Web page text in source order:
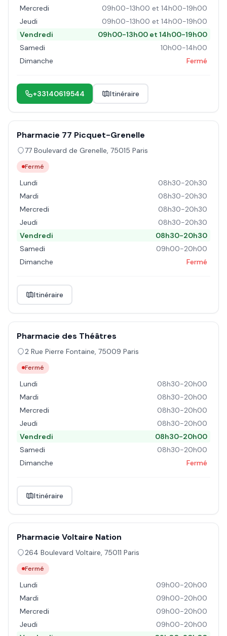
Mercredi
09h00-13h00 et 14h00-19h00
Jeudi
09h00-13h00 et 14h00-19h00
Vendredi
09h00-13h00 et 14h00-19h00
Samedi
10h00-14h00
Dimanche
Fermé
+33140619544 Itinéraire
Pharmacie 77 Picquet-Grenelle
77 Boulevard de Grenelle, 75015 Paris
Fermé
Lundi
08h30-20h30
Mardi
08h30-20h30
Mercredi
08h30-20h30
Jeudi
08h30-20h30
Vendredi
08h30-20h30
Samedi
09h00-20h00
Dimanche
Fermé
Itinéraire
Pharmacie des Théâtres
2 Rue Pierre Fontaine, 75009 Paris
Fermé
Lundi
08h30-20h00
Mardi
08h30-20h00
Mercredi
08h30-20h00
Jeudi
08h30-20h00
Vendredi
08h30-20h00
Samedi
08h30-20h00
Dimanche
Fermé
Itinéraire
Pharmacie Voltaire Nation
264 Boulevard Voltaire, 75011 Paris
Fermé
Lundi
09h00-20h00
Mardi
09h00-20h00
Mercredi
09h00-20h00
Jeudi
09h00-20h00